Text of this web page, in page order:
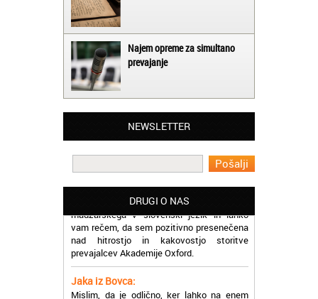
Najem opreme za simultano
prevajanje
NEWSLETTER
DRUGI O NAS
Matjaž iz Ajdovščine:
Lahko pohvalim vse zaposlene v Akademiji
Oxford, ker so resnično profesionalni in
prevajalske storitve opravljajo hitro in
učinkoviti.
madžarskega v slovenski jezik in lahko
vam rečem, da sem pozitivno presenečena
nad hitrostjo in kakovostjo storitve
prevajalcev Akademije Oxford.
Jaka iz Bovca:
Mislim, da je odlično, ker lahko na enem
mestu najdem prevajalske storitve za